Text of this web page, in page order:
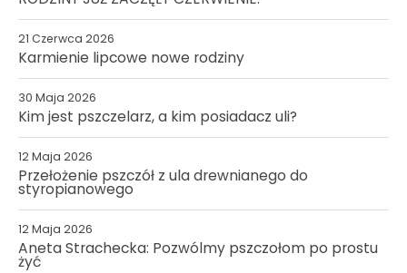
21 Czerwca 2026
Karmienie lipcowe nowe rodziny
30 Maja 2026
Kim jest pszczelarz, a kim posiadacz uli?
12 Maja 2026
Przełożenie pszczół z ula drewnianego do
styropianowego
12 Maja 2026
Aneta Strachecka: Pozwólmy pszczołom po prostu
żyć